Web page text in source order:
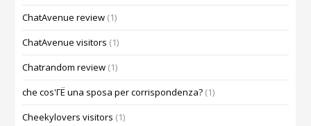
ChatAvenue review (1)
ChatAvenue visitors (1)
Chatrandom review (1)
che cos'ГЁ una sposa per corrispondenza? (1)
Cheekylovers visitors (1)